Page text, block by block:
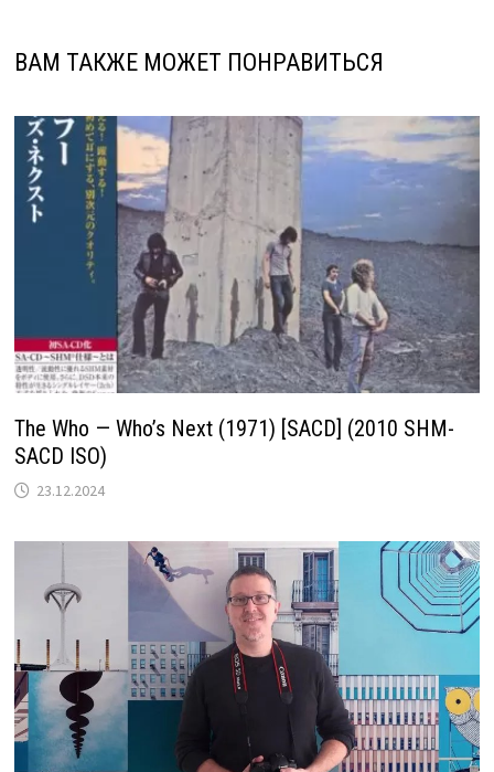
ВАМ ТАКЖЕ МОЖЕТ ПОНРАВИТЬСЯ
The Who — Who’s Next (1971) [SACD] (2010 SHM-
SACD ISO)
23.12.2024